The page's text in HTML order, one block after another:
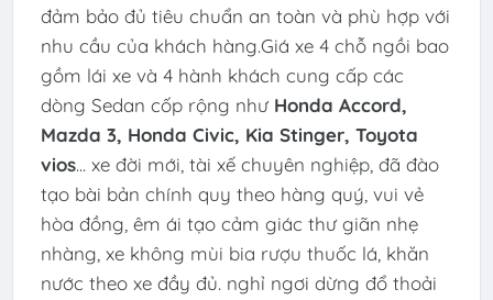
đảm bảo đủ tiêu chuẩn an toàn và phù hợp với
nhu cầu của khách hàng.Giá xe 4 chỗ ngồi bao
gồm lái xe và 4 hành khách cung cấp các
dòng Sedan cốp rộng như Honda Accord,
Mazda 3, Honda Civic, Kia Stinger, Toyota
vios... xe đời mới, tài xế chuyên nghiệp, đã đào
tạo bài bản chính quy theo hàng quý, vui vẻ
hòa đồng, êm ái tạo cảm giác thư giãn nhẹ
nhàng, xe không mùi bia rượu thuốc lá, khăn
nước theo xe đầy đủ. nghỉ ngơi dừng đổ thoải